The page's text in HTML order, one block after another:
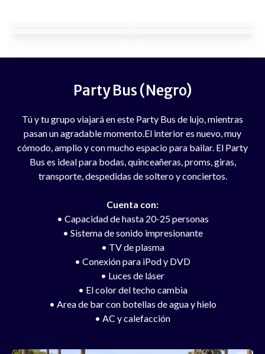
Party Bus (Negro)
Tú y tu grupo viajará en este Party Bus de lujo, mientras
pasan un agradable momento.El interior es nuevo, muy
cómodo, amplio y con mucho espacio para bailar. El Party
Bus es ideal para bodas, quinceañeras, proms, giras,
transporte, despedidas de soltero y conciertos.
Cuenta con:
• Capacidad de hasta 20-25 personas
• Sistema de sonido impresionante
• TV de plasma
• Conexión para iPod y DVD
• Luces de láser
• El color del techo cambia
• Area de bar con botellas de agua y hielo
• AC y calefacción